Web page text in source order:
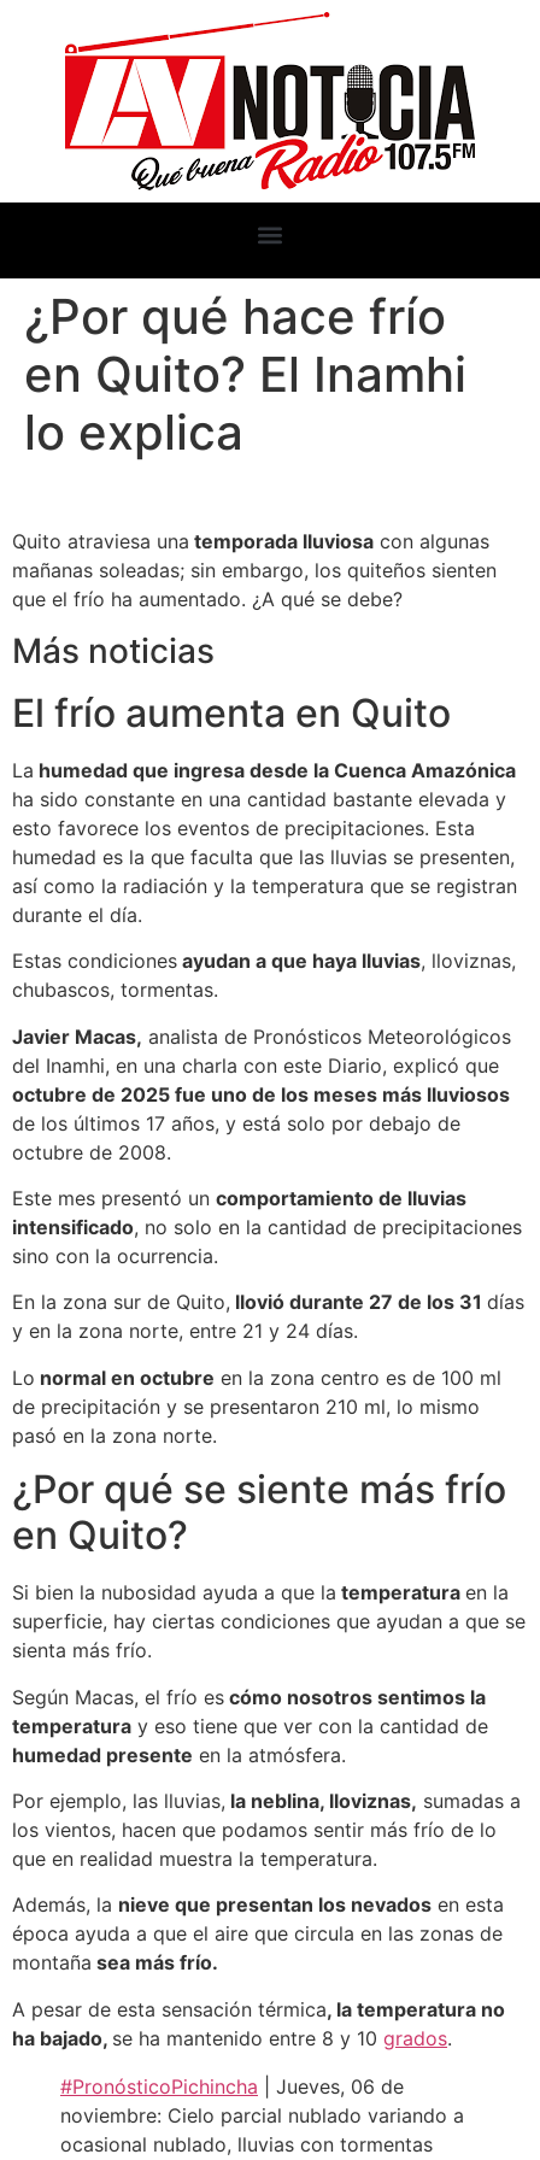
¿Por qué hace frío
en Quito? El Inamhi
lo explica
Quito atraviesa una temporada lluviosa con algunas
mañanas soleadas; sin embargo, los quiteños sienten
que el frío ha aumentado. ¿A qué se debe?
Más noticias
El frío aumenta en Quito
La humedad que ingresa desde la Cuenca Amazónica
ha sido constante en una cantidad bastante elevada y
esto favorece los eventos de precipitaciones. Esta
humedad es la que faculta que las lluvias se presenten,
así como la radiación y la temperatura que se registran
durante el día.
Estas condiciones ayudan a que haya lluvias, lloviznas,
chubascos, tormentas.
Javier Macas, analista de Pronósticos Meteorológicos
del Inamhi, en una charla con este Diario, explicó que
octubre de 2025 fue uno de los meses más lluviosos
de los últimos 17 años, y está solo por debajo de
octubre de 2008.
Este mes presentó un comportamiento de lluvias
intensificado, no solo en la cantidad de precipitaciones
sino con la ocurrencia.
En la zona sur de Quito, llovió durante 27 de los 31 días
y en la zona norte, entre 21 y 24 días.
Lo normal en octubre en la zona centro es de 100 ml
de precipitación y se presentaron 210 ml, lo mismo
pasó en la zona norte.
¿Por qué se siente más frío
en Quito?
Si bien la nubosidad ayuda a que la temperatura en la
superficie, hay ciertas condiciones que ayudan a que se
sienta más frío.
Según Macas, el frío es cómo nosotros sentimos la
temperatura y eso tiene que ver con la cantidad de
humedad presente en la atmósfera.
Por ejemplo, las lluvias, la neblina, lloviznas, sumadas a
los vientos, hacen que podamos sentir más frío de lo
que en realidad muestra la temperatura.
Además, la nieve que presentan los nevados en esta
época ayuda a que el aire que circula en las zonas de
montaña sea más frío.
A pesar de esta sensación térmica, la temperatura no
ha bajado, se ha mantenido entre 8 y 10 grados.
#PronósticoPichincha | Jueves, 06 de
noviembre: Cielo parcial nublado variando a
ocasional nublado, lluvias con tormentas